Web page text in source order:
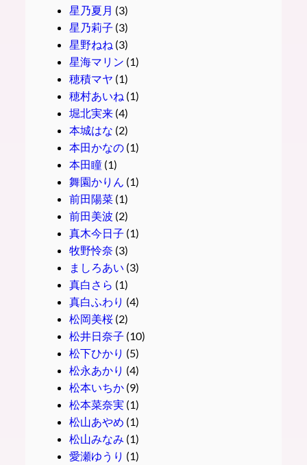
星乃夏月 (3)
星乃莉子 (3)
星野ねね (3)
星海マリン (1)
穂積マヤ (1)
穂村あいね (1)
堀北実来(4)
本城はな (2)
本田かなの(1)
本田瞳(1)
舞園かりん (1)
前田陽菜(1)
前田美波 (2)
真木今日子 (1)
牧野怜奈 (3)
ましろあい (3)
真白さら (1)
真白ふわり (4)
松岡美桜(2)
松井日奈子 (10)
松下ひかり (5)
松永あかり (4)
松本いちか(9)
松本菜奈実 (1)
松山あやめ (1)
松山みなみ (1)
愛瀬ゆうり (1)